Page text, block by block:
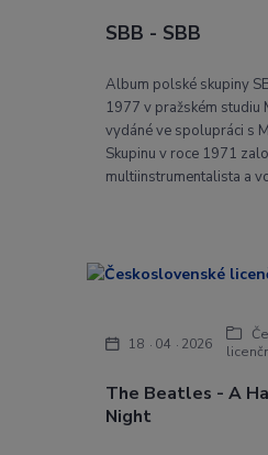
SBB - SBB
Album polské skupiny
1977 v pražském studiu
vydáné ve spolupráci s
Skupinu v roce 1971
multiinstrumentalista a
The Beatles - A
Night
18 04 2026